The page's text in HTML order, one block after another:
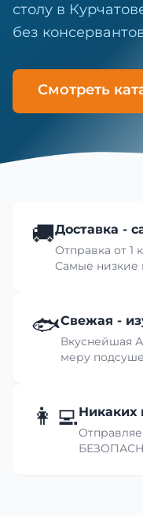
столу в
без
Смотреть
🚚Доставка -
Отправка от 1
Самые низкие
🐟Свежая -
Вкуснейшая
меру
👩‍💻Никаких